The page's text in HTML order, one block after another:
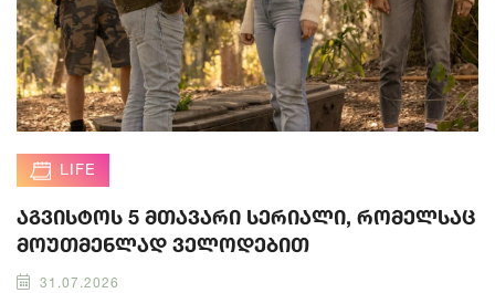
LIFE
აგვისტოს 5 მთავარი სერიალი, რომელსაც
მოუთმენლად ველოდებით
31.07.2026